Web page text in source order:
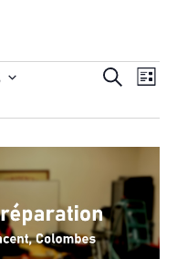
vues
Recherche
Liste